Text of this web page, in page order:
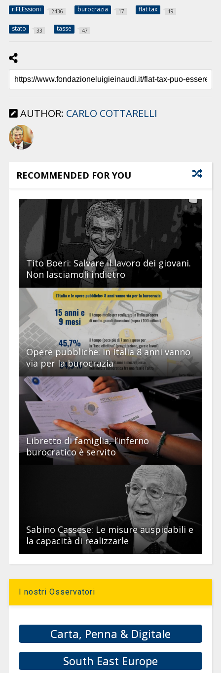
riFLEssioni 2436 burocrazia 17 flat tax 19
stato 33 tasse 47
AUTHOR: CARLO COTTARELLI
RECOMMENDED FOR YOU
Tito Boeri: Salvare il lavoro dei giovani.
Non lasciamoli indietro
Opere pubbliche: in Italia 8 anni vanno
via per la burocrazia
Libretto di famiglia, l’inferno
burocratico è servito
Sabino Cassese: Le misure auspicabili e
la capacità di realizzarle
I nostri Osservatori
Carta, Penna & Digitale
South East Europe